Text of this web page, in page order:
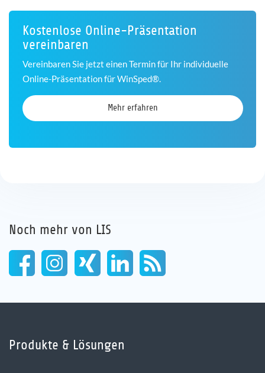
Kostenlose Online-Präsentation
vereinbaren
Vereinbaren Sie jetzt einen Termin für Ihr individuelle
Online-Präsentation für WinSped®.
Mehr erfahren
Noch mehr von LIS
Produkte & Lösungen